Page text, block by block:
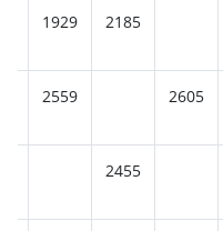
1929 2185
2559 2605
2455